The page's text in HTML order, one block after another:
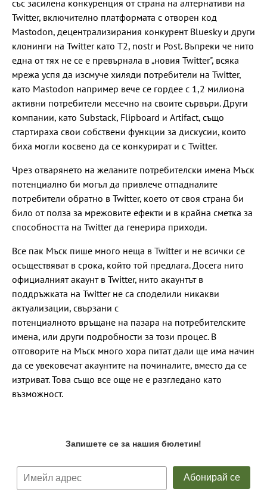
със засилена конкуренция от страна на алтернативи на
Twitter, включително платформата с отворен код
Mastodon, децентрализирания конкурент Bluesky и други
клонинги на Twitter като T2, nostr и Post. Въпреки че нито
една от тях не се е превърнала в „новия Twitter", всяка
мрежа успя да изсмуче хиляди потребители на Twitter,
като Mastodon например вече се гордее с 1,2 милиона
активни потребители месечно на своите сървъри. Други
компании, като Substack, Flipboard и Artifact, също
стартираха свои собствени функции за дискусии, които
биха могли косвено да се конкурират и с Twitter.
Чрез отварянето на желаните потребителски имена Мъск
потенциално би могъл да привлече отпадналите
потребители обратно в Twitter, което от своя страна би
било от полза за мрежовите ефекти и в крайна сметка за
способността на Twitter да генерира приходи.
Все пак Мъск пише много неща в Twitter и не всички се
осъществяват в срока, който той предлага. Досега нито
официалният акаунт в Twitter, нито акаунтът в
поддръжката на Twitter не са споделили никакви
актуализации, свързани с
потенциалното връщане на пазара на потребителските
имена, или други подробности за този процес. В
отговорите на Мъск много хора питат дали ще има начин
да се увековечат акаунтите на починалите, вместо да се
изтриват. Това също все още не е разгледано като
възможност.